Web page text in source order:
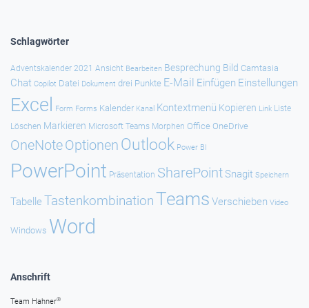
Schlagwörter
Adventskalender 2021 Ansicht Bearbeiten Besprechung Bild Camtasia
Chat Copilot Datei Dokument drei Punkte E-Mail Einfügen Einstellungen
Excel Form Forms Kalender Kanal Kontextmenü Kopieren Link Liste
Löschen Markieren Microsoft Teams Morphen Office OneDrive
OneNoteOptionen Outlook Power BI
PowerPoint Präsentation SharePointSnagit Speichern
Tabelle TastenkombinationTeams Verschieben Video
Windows Word
Anschrift
Team Hahner®